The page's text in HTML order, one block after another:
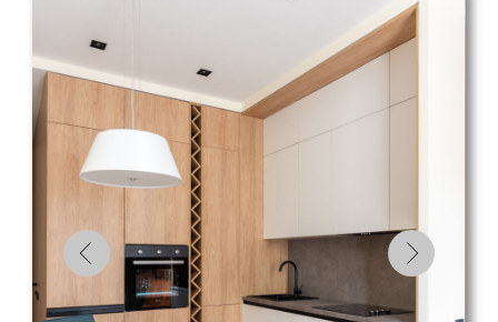
ВСЕ ВКЛЮЧЕНО
Замер и 3D-проект
Доставка бесплатно
Изготовление 2 недели
Рассчитать в своем стиле